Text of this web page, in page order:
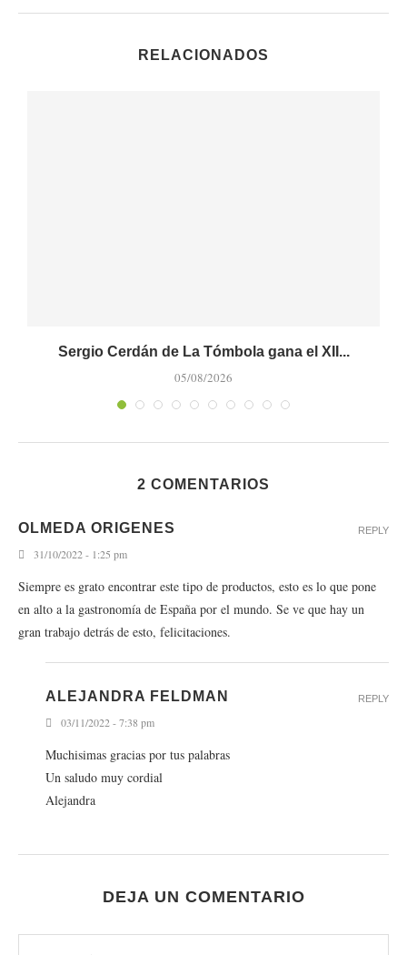
RELACIONADOS
Sergio Cerdán de La Tómbola gana el XII...
05/08/2026
2 COMENTARIOS
OLMEDA ORIGENES
31/10/2022 - 1:25 pm
Siempre es grato encontrar este tipo de productos, esto es lo que pone
en alto a la gastronomía de España por el mundo. Se ve que hay un
gran trabajo detrás de esto, felicitaciones.
REPLY
ALEJANDRA FELDMAN
03/11/2022 - 7:38 pm
Muchisimas gracias por tus palabras
Un saludo muy cordial
Alejandra
REPLY
DEJA UN COMENTARIO